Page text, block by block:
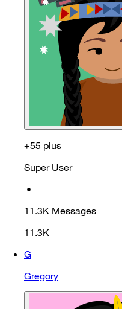
+55 plus
Super User
•
11.3K Messages
11.3K
G
Gregory